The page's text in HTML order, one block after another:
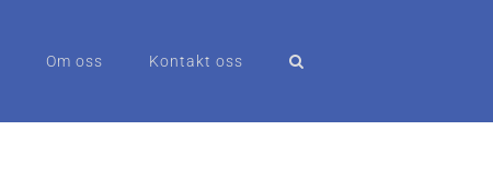
Om oss Kontakt oss